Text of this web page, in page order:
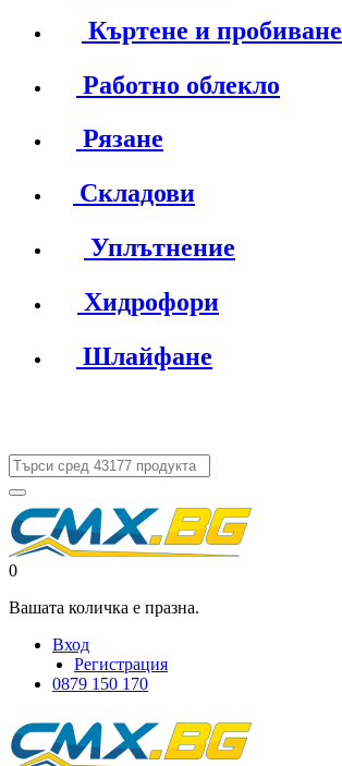
Къртене и пробиване
Работно облекло
Рязане
Складови
Уплътнение
Хидрофори
Шлайфане
0
Вашата количка е празна.
Вход
Регистрация
0879 150 170